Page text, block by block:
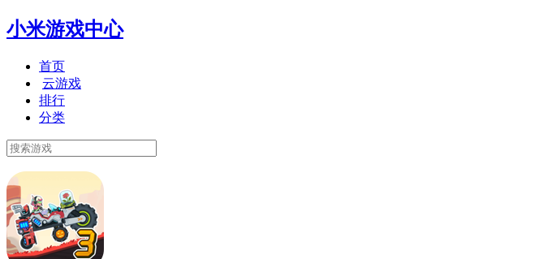
小米游戏中心
首页
云游戏
排行
分类